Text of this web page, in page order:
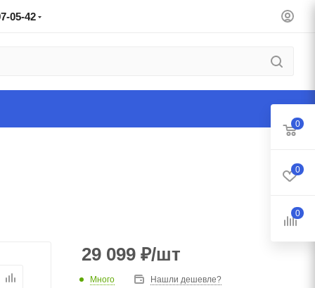
05-42
29 099 ₽/шт
Много Нашли дешевле?
0
0
0